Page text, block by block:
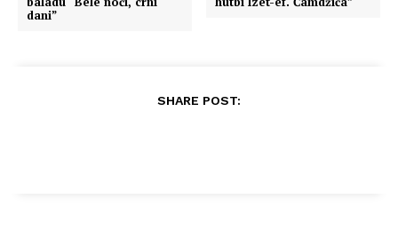
dani”
SHARE POST: